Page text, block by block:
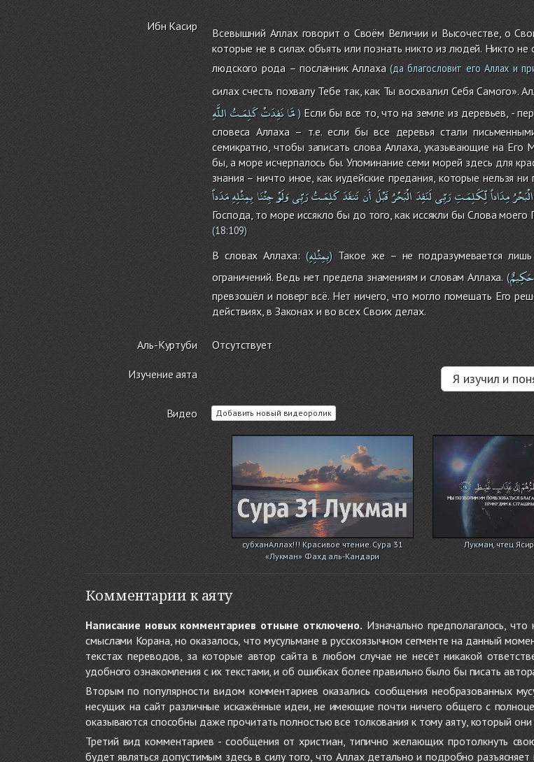
Ибн Касир
Всевышний Аллах говорит о Своём Величии и Высочестве, о
которые не в силах объять или познать никто из людей. Никто не
людского рода – посланник Аллаха(да благословит его Аллах и
силах счесть похвалу Тебе так, как Ты восхвалил Себя Самого».
مَّانَفِدَتْكَلِمَـتُاللَّهِ )Если бы все то, что на земле из деревьев, -
словеса Аллаха – т.е. если бы все деревья стали
семикратно, чтобы записать слова Аллаха, указывающие на Его
бы, а море исчерпалось бы. Упоминание семи морей здесь для
знания – ничто иное, как иудейские предания, которые нельзя
الْبَحْرُمِدَاداًلِّكَلِمَـتِرَبِّىلَنَفِدَالْبَحْرُقَبْلَأَنتَنفَدَكَلِمَـتُرَبِّىوَلَوْجِئْنَابِمِثْلِهِمَدَداً
Господа, то море иссякло бы до того, как иссякли бы Слова
(18:109)
В словах Аллаха:(بِمِثْلِهِ) Такое же – не подразумевается
ограничений. Ведь нет предела знамениям и словам Аллаха. (حَكِيمٌ
превзошёл и поверг всё. Нет ничего, что могло помешать Его
действиях, в Законах и во всех Своих делах.
Аль-Куртуби Отсутствует
Изучение аята Я изучил и
Видео Добавить новый видеоролик
субханАллах!!! Красивое чтение. Сура 31
«Лукман» Фахд аль-Кандари
Лукман, чтец
Комментарии к аяту
Написание новых комментариев отныне отключено. Изначально предполагалось,
смыслами Корана, но оказалось, что мусульмане в русскоязычном сегменте на данный
текстах переводов, за которые автор сайта в любом случае не несёт никакой
удобного ознакомления с их текстами, и об ошибках более правильно было бы писать
Вторым по популярности видом комментариев оказались сообщения необразованных
несущих на сайт различные искажённые идеи, не имеющие почти ничего общего с
оказываются способны даже прочитать полностью все толкования к тому аяту, который
Третий вид комментариев - сообщения от христиан, типично желающих протолкнуть
будет являться допустимым здесь в силу того, что Аллах детально и подробно